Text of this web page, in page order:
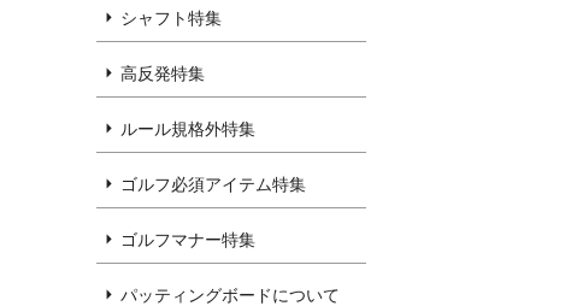
シャフト特集
高反発特集
ルール規格外特集
ゴルフ必須アイテム特集
ゴルフマナー特集
パッティングボードについて